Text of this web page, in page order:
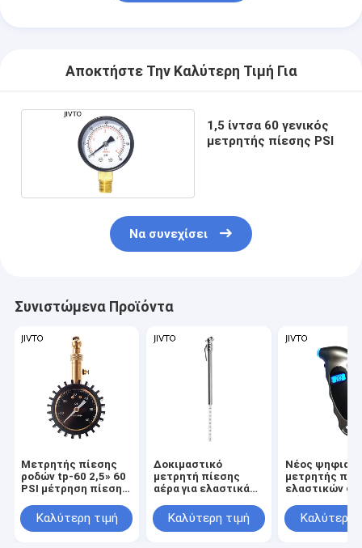
Αποκτήστε Την Καλύτερη Τιμή Για
1,5 ίντσα 60 γενικός
μετρητής πίεσης PSI
Να συνεχίσει
Συνιστώμενα Προϊόντα
Μετρητής πίεσης
ροδών tp-60 2,5» 60
PSI μέτρηση πίεσης
360 βαθμών
Καλύτερη τιμή
Δοκιμαστικό
μετρητή πίεσης
αέρα για ελαστικά
Καλύτερη τιμή
Νέος
μετρητής
ελαστικών
ελαστικό
Καλύτερη